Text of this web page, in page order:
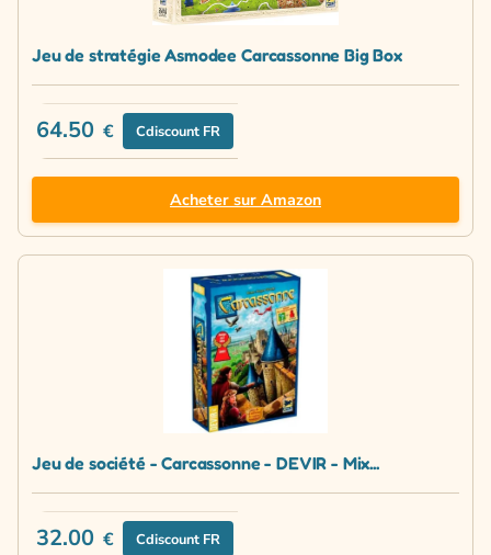
Jeu de stratégie Asmodee Carcassonne Big Box
64.50 € Cdiscount FR
Acheter sur Amazon
Jeu de société - Carcassonne - DEVIR - Mix...
32.00 € Cdiscount FR